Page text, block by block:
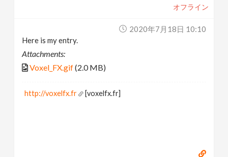
オフライン
2020年7月18日 10:10
Here is my entry.
Attachments:
Voxel_FX.gif(2.0 MB)
http://voxelfx.fr [voxelfx.fr]